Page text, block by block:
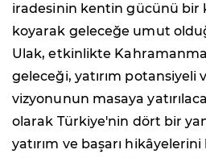
iradesinin kentin gücünü bir
koyarak geleceğe umut
Ulak, etkinlikte
geleceği, yatırım potansiyeli
vizyonunun masaya
olarak Türkiye'nin dört bir
yatırım ve başarı